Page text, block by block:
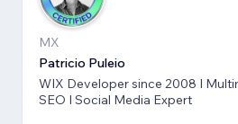
MX
Patricio Puleio
WIX Developer since 2008 I
SEO I Social Media Expert